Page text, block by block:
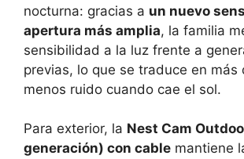
nocturna: gracias a un nuevo
apertura más amplia, la familia
sensibilidad a la luz frente a
previas, lo que se traduce en más
menos ruido cuando cae el sol.
Para exterior, la Nest Cam
generación) con cable mantiene